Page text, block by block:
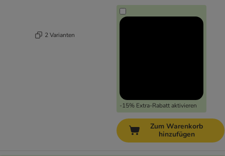
2 Varianten
-15% Extra-Rabatt aktivieren
Zum Warenkorb
hinzufügen